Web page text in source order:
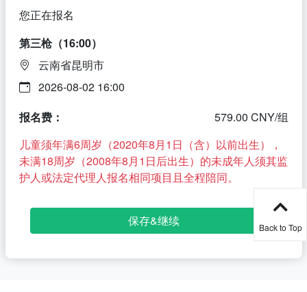
您正在报名
第三枪（16:00）
云南省昆明市
2026-08-02 16:00
报名费：
579.00 CNY/组
儿童须年满6周岁（2020年8月1日（含）以前出生），
未满18周岁（2008年8月1日后出生）的未成年人须其监
护人或法定代理人报名相同项目且全程陪同。
保存&继续 Back to Top